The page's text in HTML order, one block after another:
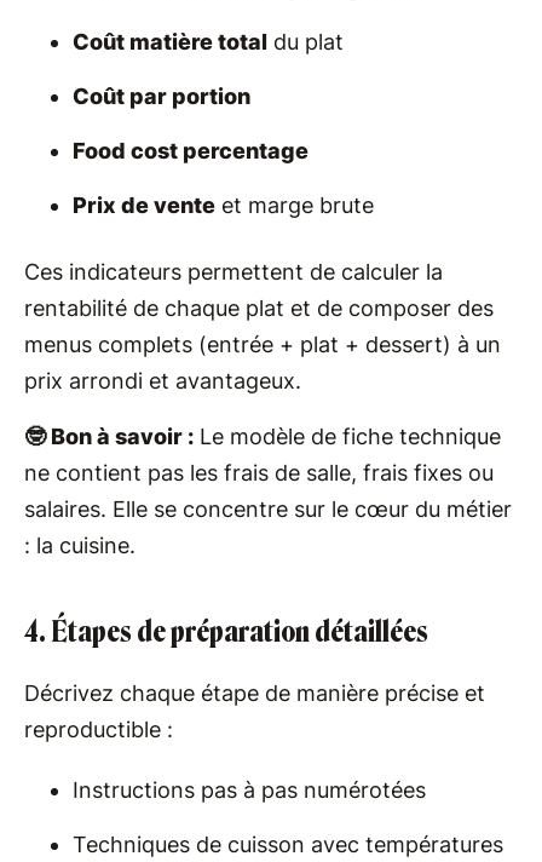
Coût matière total du plat
Coût par portion
Food cost percentage
Prix de vente et marge brute
Ces indicateurs permettent de calculer la
rentabilité de chaque plat et de composer des
menus complets (entrée + plat + dessert) à un
prix arrondi et avantageux.
🤓 Bon à savoir : Le modèle de fiche technique
ne contient pas les frais de salle, frais fixes ou
salaires. Elle se concentre sur le cœur du métier
: la cuisine.
4. Étapes de préparation détaillées
Décrivez chaque étape de manière précise et
reproductible :
Instructions pas à pas numérotées
Techniques de cuisson avec températures